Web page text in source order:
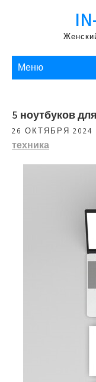
Меню
5 ноутбуков
26 ОКТЯБРЯ 2024
техника